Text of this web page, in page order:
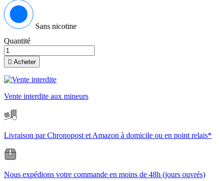
Sans nicotine
Quantité
 Acheter
Vente interdite aux mineurs
Livraison par Chronopost et Amazon à domicile ou en point relais*
Nous expédions votre commande en moins de 48h (jours ouvrés)